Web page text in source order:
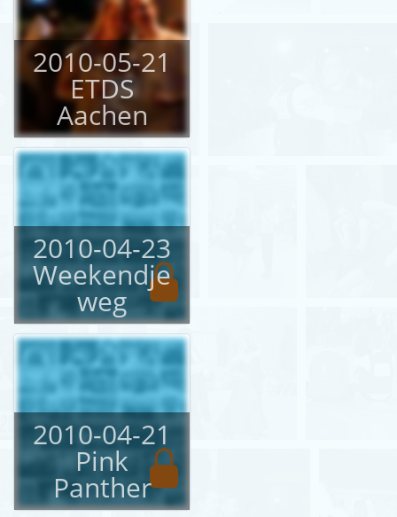
2010-05-21
ETDS
Aachen
2010-04-23
Weekendje
weg
2010-04-21
Pink
Panther